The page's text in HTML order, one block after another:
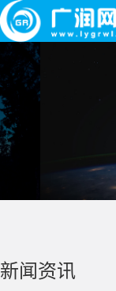
新闻资讯